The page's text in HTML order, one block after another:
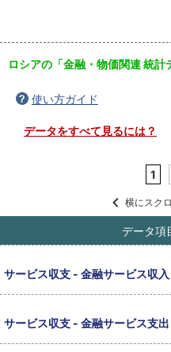
ロシアの「金融・物価関連 統計
使い方ガイド
データをすべて見るには？
1
横にスク
データ項
サービス収支 - 金融サービス収入
サービス収支 - 金融サービス支出